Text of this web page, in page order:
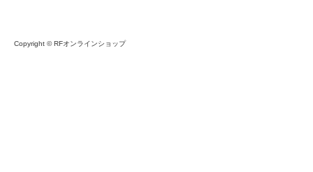
Copyright © RFオンラインショップ